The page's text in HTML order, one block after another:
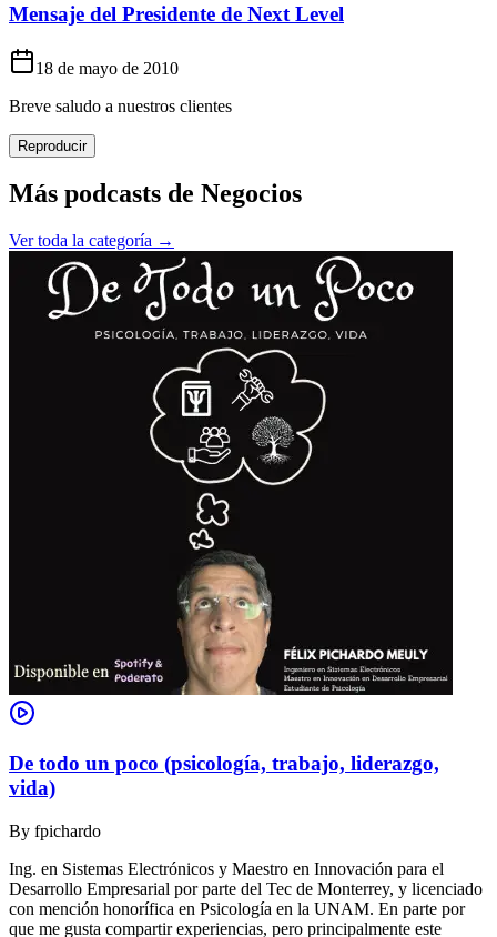
Mensaje del Presidente de Next Level
18 de mayo de 2010
Breve saludo a nuestros clientes
Reproducir
Más podcasts de Negocios
Ver toda la categoría →
De todo un poco (psicología, trabajo, liderazgo,
vida)
By fpichardo
Ing. en Sistemas Electrónicos y Maestro en Innovación para el
Desarrollo Empresarial por parte del Tec de Monterrey, y licenciado
con mención honorífica en Psicología en la UNAM. En parte por
que me gusta compartir experiencias, pero principalmente este